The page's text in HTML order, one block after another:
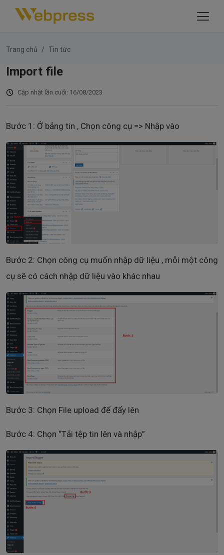
Trang chủ Tin tức
Import file
Cập nhật lần cuối: 16/08/2023
Bước 1: Ở bảng tin , Chọn công cụ => Nhập vào
Bước 2: Chọn công cụ muốn nhập dữ liệu , mỗi một công
cụ sẽ có cách nhập dữ liệu vào khác nhau
Bước 3: Chọn File upload để đẩy lên
Bước 4: Chọn “Tải tệp tin lên và nhập”